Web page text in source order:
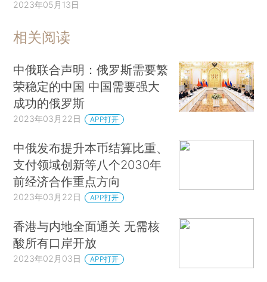
2023年05月13日
相关阅读
中俄联合声明：俄罗斯需要繁
荣稳定的中国 中国需要强大
成功的俄罗斯
2023年03月22日 APP打开
中俄发布提升本币结算比重、
支付领域创新等八个2030年
前经济合作重点方向
2023年03月22日 APP打开
香港与内地全面通关 无需核
酸所有口岸开放
2023年02月03日 APP打开